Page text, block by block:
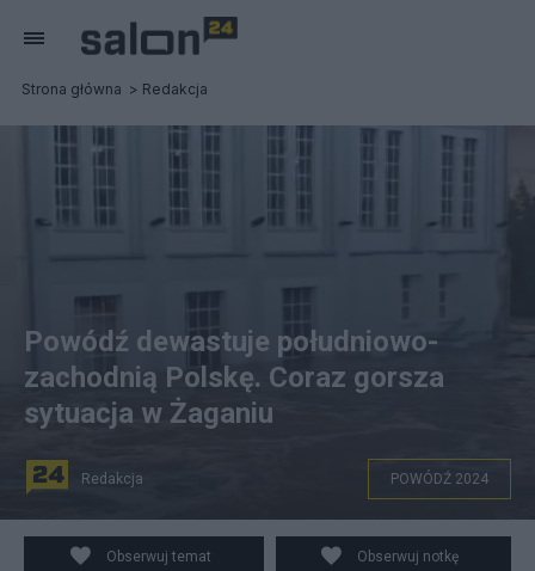
Strona główna Redakcja
Coraz trudniejsza sytuacja w Żaganiu. Fot. X/Łukasz
Martyniak
Powódź dewastuje południowo-
zachodnią Polskę. Coraz gorsza
sytuacja w Żaganiu
Redakcja POWÓDŹ 2024
Obserwuj temat Obserwuj notkę